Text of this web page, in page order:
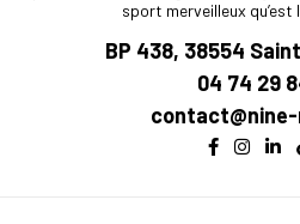
sport merveilleux qu’est
BP 438, 38554
04 74 29